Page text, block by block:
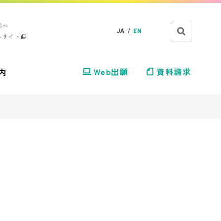
イト
JA / EN
Web出願 資料請求